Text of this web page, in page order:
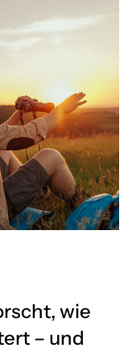
wie
– und